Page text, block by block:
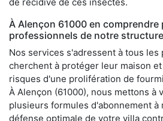
À Alençon 61000 en
professionnels de notre
Nos services s'adressent à tous
cherchent à protéger leur maison
risques d'une prolifération de
À Alençon (61000), nous mettons à
plusieurs formules d'abonnement à
défense optimale de votre villa